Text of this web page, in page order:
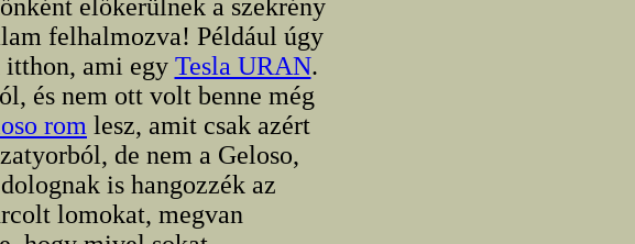
előkerülnek a szekrény
felhalmozva! Például úgy
itthon, ami egy Tesla URAN.
és nem ott volt benne még
rom lesz, amit csak azért
de nem a Geloso,
is hangozzék az
lomokat, megvan